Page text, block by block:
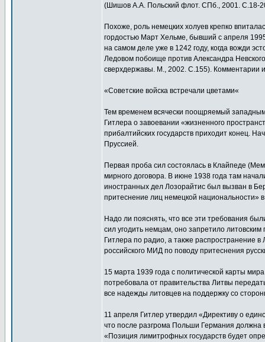
(Шишов А.А. Польский флот. СПб., 2001. С.18-
Похоже, роль немецких холуев крепко
гордостью Март Хельме, бывший с апреля
на самом деле уже в 1242 году, когда вожди
Ледовом побоище против Александра
сверхдержавы. М., 2002. С.155). Комментарии
«Советские войска встречали цветами«
Тем временем всячески поощряемый
Гитлера о завоевании «жизненного
прибалтийских государств приходит конец.
Пруссией.
Первая проба сил состоялась в Клайпеде
мирного договора. В июне 1938 года там
иностранных дел Лозорайтис был вызван в
притеснение лиц немецкой национальности»
Надо ли пояснять, что все эти требования
сил угодить немцам, оно запретило
Гитлера по радио, а также распространение в
российского МИД по поводу притеснения
15 марта 1939 года с политической карты
потребовала от правительства Литвы
все надежды литовцев на поддержку со
11 апреля Гитлер утвердил «Директиву о
что после разгрома Польши Германия должна
«Позиция лимитрофных государств будет